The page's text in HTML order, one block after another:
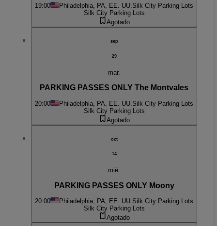
19:00 Philadelphia, PA, EE. UU.Silk City Parking Lots
Silk City Parking Lots
Agotado
sep
29
mar.
PARKING PASSES ONLY The Montvales
20:00 Philadelphia, PA, EE. UU. Silk City Parking Lots
Silk City Parking Lots
Agotado
oct
14
mié.
PARKING PASSES ONLY Moony
20:00 Philadelphia, PA, EE. UU.Silk City Parking Lots
Silk City Parking Lots
Agotado